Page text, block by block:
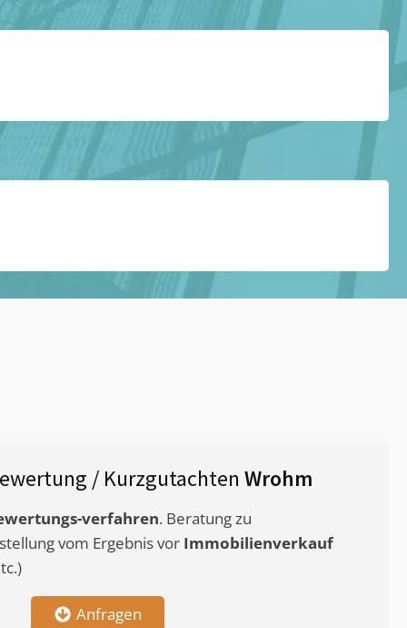
/ Kurzgutachten Wrohm
verfahren. Beratung zu
vom Ergebnis vor Immobilienverkauf
Anfragen